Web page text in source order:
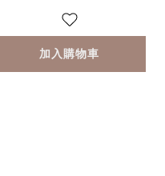
加入購物車